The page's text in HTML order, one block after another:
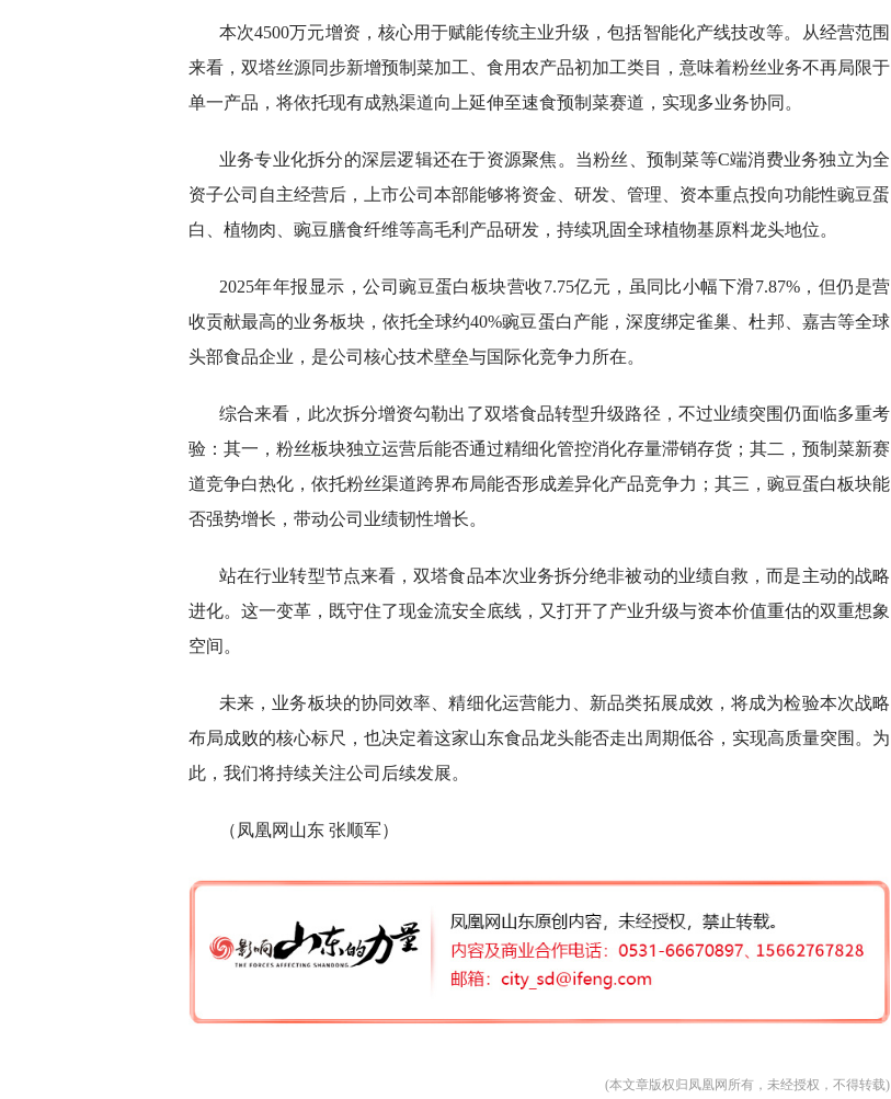
本次4500万元增资，核心用于赋能传统主业升级，包括智能化产线技改等。从经营范围
来看，双塔丝源同步新增预制菜加工、食用农产品初加工类目，意味着粉丝业务不再局限于
单一产品，将依托现有成熟渠道向上延伸至速食预制菜赛道，实现多业务协同。
业务专业化拆分的深层逻辑还在于资源聚焦。当粉丝、预制菜等C端消费业务独立为全
资子公司自主经营后，上市公司本部能够将资金、研发、管理、资本重点投向功能性豌豆蛋
白、植物肉、豌豆膳食纤维等高毛利产品研发，持续巩固全球植物基原料龙头地位。
2025年年报显示，公司豌豆蛋白板块营收7.75亿元，虽同比小幅下滑7.87%，但仍是营
收贡献最高的业务板块，依托全球约40%豌豆蛋白产能，深度绑定雀巢、杜邦、嘉吉等全球
头部食品企业，是公司核心技术壁垒与国际化竞争力所在。
综合来看，此次拆分增资勾勒出了双塔食品转型升级路径，不过业绩突围仍面临多重考
验：其一，粉丝板块独立运营后能否通过精细化管控消化存量滞销存货；其二，预制菜新赛
道竞争白热化，依托粉丝渠道跨界布局能否形成差异化产品竞争力；其三，豌豆蛋白板块能
否强势增长，带动公司业绩韧性增长。
站在行业转型节点来看，双塔食品本次业务拆分绝非被动的业绩自救，而是主动的战略
进化。这一变革，既守住了现金流安全底线，又打开了产业升级与资本价值重估的双重想象
空间。
未来，业务板块的协同效率、精细化运营能力、新品类拓展成效，将成为检验本次战略
布局成败的核心标尺，也决定着这家山东食品龙头能否走出周期低谷，实现高质量突围。为
此，我们将持续关注公司后续发展。
（凤凰网山东 张顺军）
(本文章版权归凤凰网所有，未经授权，不得转载)